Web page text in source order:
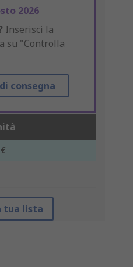
2026
Inserisci la
su "Controlla
consegna
tua lista